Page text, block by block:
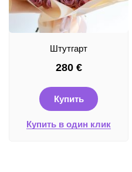
Штутгарт
280 €
Купить
Купить в один клик